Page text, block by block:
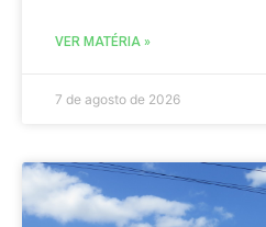
VER MATÉRIA »
7 de agosto de 2026